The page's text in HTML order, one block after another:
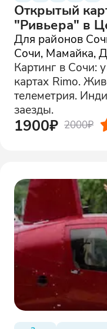
Открытый
"Ривьера" в
Для районов
Сочи, Мамайка,
Картинг в Сочи:
картах Rimo.
телеметрия.
заезды.
1900₽ 2000₽